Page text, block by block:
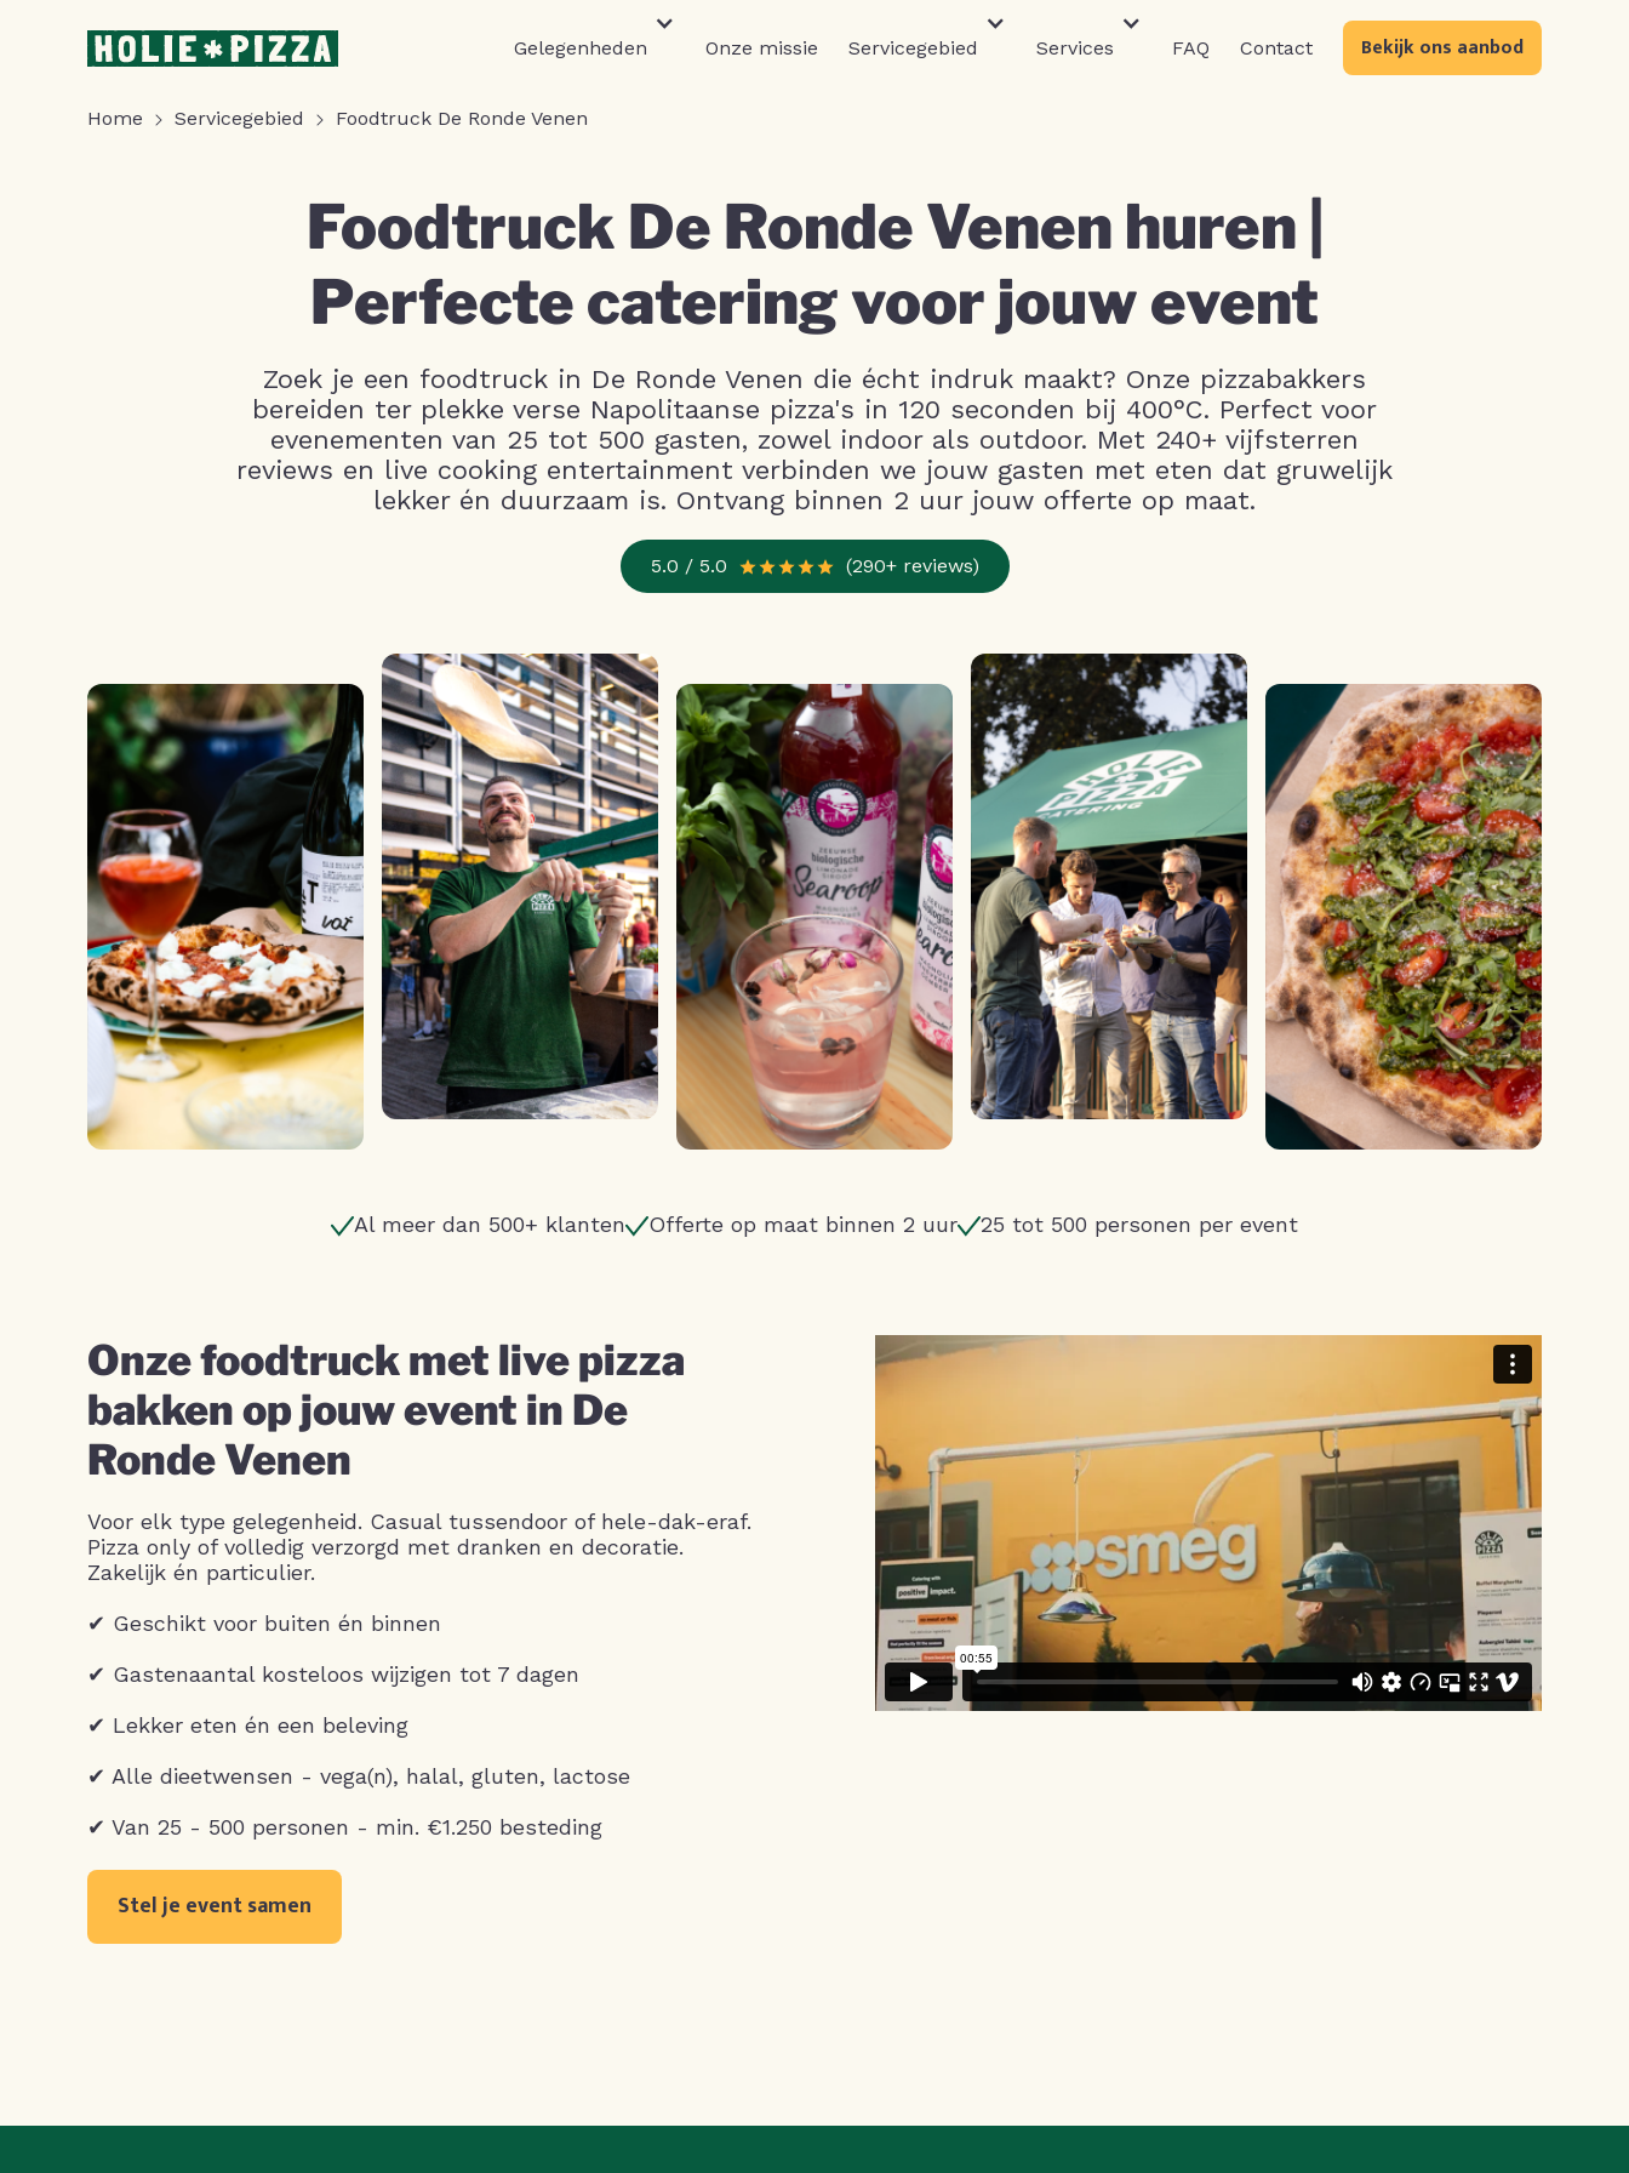
Γ
Gelegenheden Onze missie Servicegebied Services FAQ Contact Bekijk ons aanbod
Home Servicegebied Foodtruck De Ronde Venen
Foodtruck De Ronde Venen huren |
Perfecte catering voor jouw event
Zoek je een foodtruck in De Ronde Venen die écht indruk maakt? Onze pizzabakkers
bereiden ter plekke verse Napolitaanse pizza's in 120 seconden bij 400°C. Perfect voor
evenementen van 25 tot 500 gasten, zowel indoor als outdoor. Met 240+ vijfsterren
reviews en live cooking entertainment verbinden we jouw gasten met eten dat gruwelijk
lekker én duurzaam is. Ontvang binnen 2 uur jouw offerte op maat.
5.0 / 5.0 (290+ reviews)
Al meer dan 500+ klanten Offerte op maat binnen 2 uur 25 tot 500 personen per event
Onze foodtruck met live pizza
bakken op jouw event in De
Ronde Venen
Voor elk type gelegenheid. Casual tussendoor of hele-dak-eraf.
Pizza only of volledig verzorgd met dranken en decoratie.
Zakelijk én particulier.
✔ Geschikt voor buiten én binnen
✔ Gastenaantal kosteloos wijzigen tot 7 dagen
✔ Lekker eten én een beleving
✔ Alle dieetwensen - vega(n), halal, gluten, lactose
✔ Van 25 - 500 personen - min. €1.250 besteding
Stel je event samen